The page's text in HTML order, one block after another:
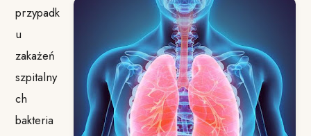
przypadk
u
zakażeń
szpitalny
ch
bakteria